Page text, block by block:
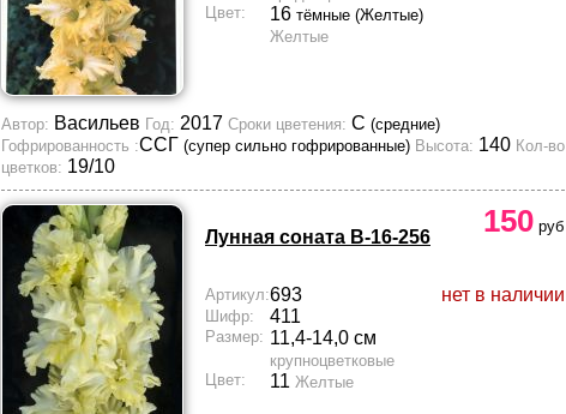
Цвет:
16 тёмные (Желтые)
Желтые
Автор: Васильев Год: 2017 Сроки цветения: С (средние)
Гофрированность :ССГ (супер сильно гофрированные) Высота: 140 Кол-во
цветков: 19/10
Лунная соната В-16-256 150 руб
нет в наличии
Артикул:693
Шифр: 411
Размер: 11,4-14,0 см
крупноцветковые
Цвет:
11 Желтые